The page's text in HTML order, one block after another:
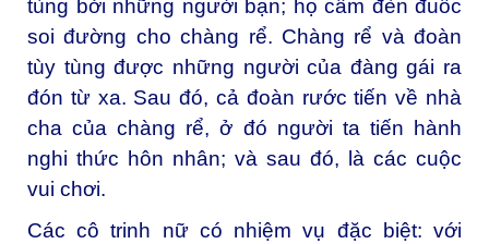
tùng bởi những người bạn; họ cầm đèn đuốc
soi đường cho chàng rể. Chàng rể và đoàn
tùy tùng được những người của đàng gái ra
đón từ xa. Sau đó, cả đoàn rước tiến về nhà
cha của chàng rể, ở đó người ta tiến hành
nghi thức hôn nhân; và sau đó, là các cuộc
vui chơi.
Các cô trinh nữ có nhiệm vụ đặc biệt: với